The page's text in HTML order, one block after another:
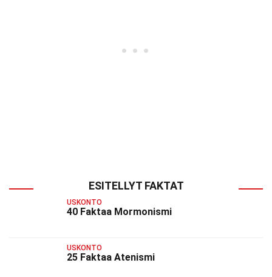
ESITELLYT FAKTAT
USKONTO
40 Faktaa Mormonismi
USKONTO
25 Faktaa Atenismi